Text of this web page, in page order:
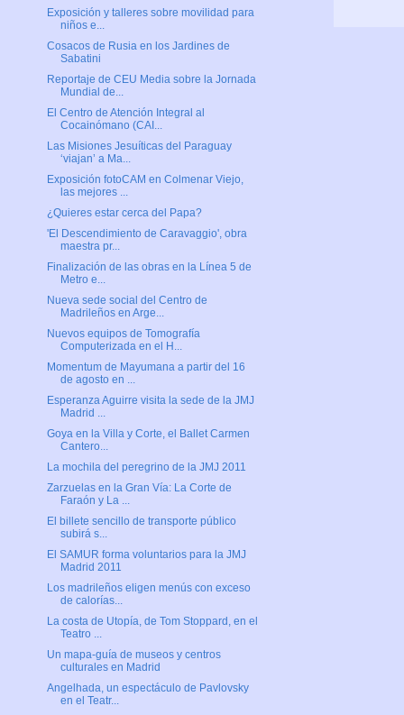
Exposición y talleres sobre movilidad para
niños e...
Cosacos de Rusia en los Jardines de
Sabatini
Reportaje de CEU Media sobre la Jornada
Mundial de...
El Centro de Atención Integral al
Cocainómano (CAI...
Las Misiones Jesuíticas del Paraguay
‘viajan’ a Ma...
Exposición fotoCAM en Colmenar Viejo,
las mejores ...
¿Quieres estar cerca del Papa?
'El Descendimiento de Caravaggio', obra
maestra pr...
Finalización de las obras en la Línea 5 de
Metro e...
Nueva sede social del Centro de
Madrileños en Arge...
Nuevos equipos de Tomografía
Computerizada en el H...
Momentum de Mayumana a partir del 16
de agosto en ...
Esperanza Aguirre visita la sede de la JMJ
Madrid ...
Goya en la Villa y Corte, el Ballet Carmen
Cantero...
La mochila del peregrino de la JMJ 2011
Zarzuelas en la Gran Vía: La Corte de
Faraón y La ...
El billete sencillo de transporte público
subirá s...
El SAMUR forma voluntarios para la JMJ
Madrid 2011
Los madrileños eligen menús con exceso
de calorías...
La costa de Utopía, de Tom Stoppard, en el
Teatro ...
Un mapa-guía de museos y centros
culturales en Madrid
Angelhada, un espectáculo de Pavlovsky
en el Teatr...